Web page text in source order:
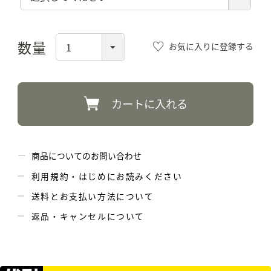
お気に入りに登録する
カートに入れる
商品についてのお問い合わせ
利用規約・はじめにお読みください
送料とお支払い方法について
返品・キャンセルについて